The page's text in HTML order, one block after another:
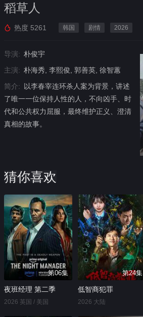
稻草人
热度 5261 韩国 剧情 2026
导演: 朴俊宇
主演: 朴海秀, 李熙俊, 郭善英, 徐智蕙
简介: 以李春宰连环杀人案为背景，讲述
了唯一一位保持人性的人，不向凶手、时
代和公共权力屈服，最终维护正义、澄清
真相的故事。
猜你喜欢
第06集
夜班经理 第二季
2026 英国 / 美国
第24集
低智商犯罪
2026 大陆